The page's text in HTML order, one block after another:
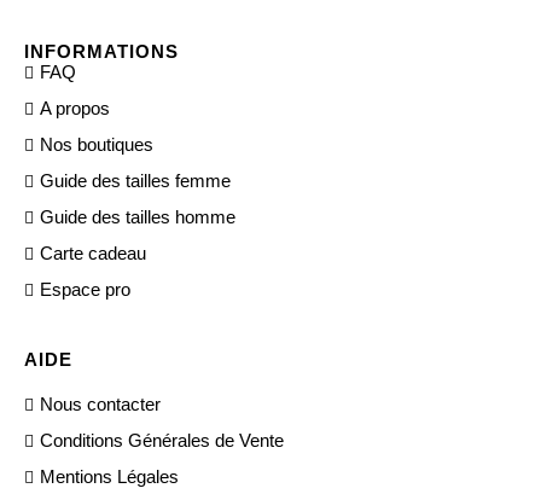
INFORMATIONS
FAQ
A propos
Nos boutiques
Guide des tailles femme
Guide des tailles homme
Carte cadeau
Espace pro
AIDE
Nous contacter
Conditions Générales de Vente
Mentions Légales